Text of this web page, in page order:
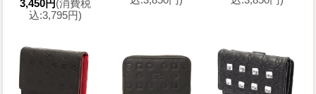
3,450円(消費税
込:3,795円)